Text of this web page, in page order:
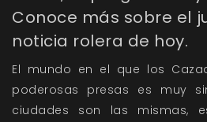
Conoce más sobre el
noticia rolera de hoy.
El mundo en el que los
poderosas presas es muy
ciudades son las mismas,